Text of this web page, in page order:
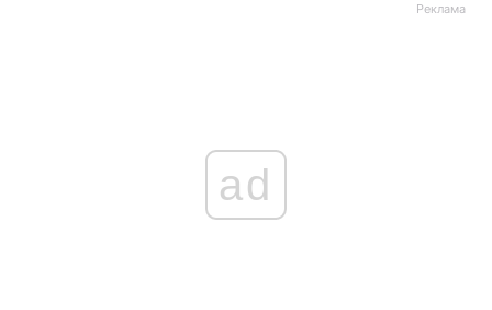
Реклама
ad